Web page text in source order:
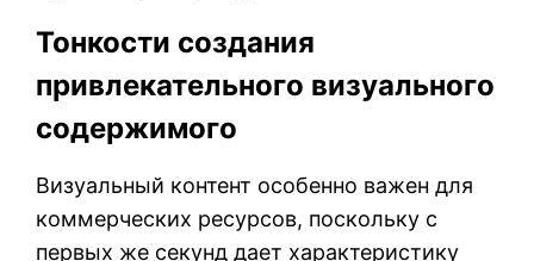
Тонкости создания
привлекательного визуального
содержимого
Визуальный контент особенно важен для
коммерческих ресурсов, поскольку с
первых же секунд дает характеристику